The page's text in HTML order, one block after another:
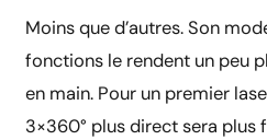
Moins que d’autres. Son
fonctions le rendent un peu
en main. Pour un premier
3×360° plus direct sera plus